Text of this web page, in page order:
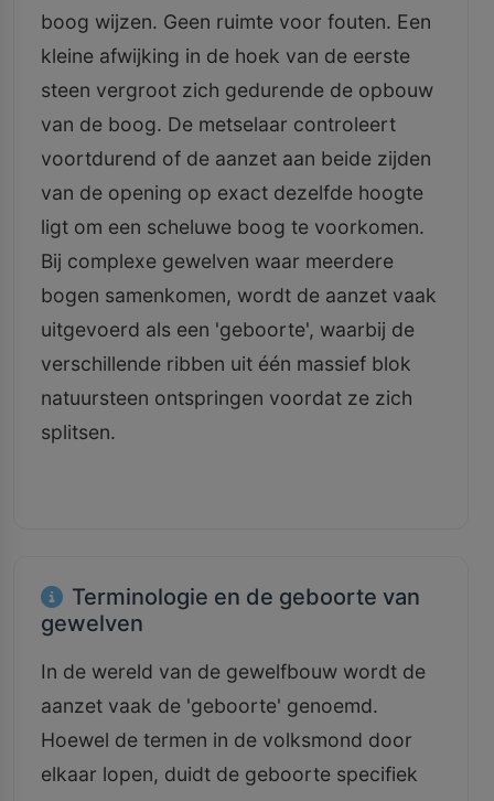
boog wijzen. Geen ruimte voor fouten. Een
kleine afwijking in de hoek van de eerste
steen vergroot zich gedurende de opbouw
van de boog. De metselaar controleert
voortdurend of de aanzet aan beide zijden
van de opening op exact dezelfde hoogte
ligt om een scheluwe boog te voorkomen.
Bij complexe gewelven waar meerdere
bogen samenkomen, wordt de aanzet vaak
uitgevoerd als een 'geboorte', waarbij de
verschillende ribben uit één massief blok
natuursteen ontspringen voordat ze zich
splitsen.
Terminologie en de geboorte van
gewelven
In de wereld van de gewelfbouw wordt de
aanzet vaak de 'geboorte' genoemd.
Hoewel de termen in de volksmond door
elkaar lopen, duidt de geboorte specifiek